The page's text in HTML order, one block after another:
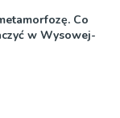
Co
w Wysowej-